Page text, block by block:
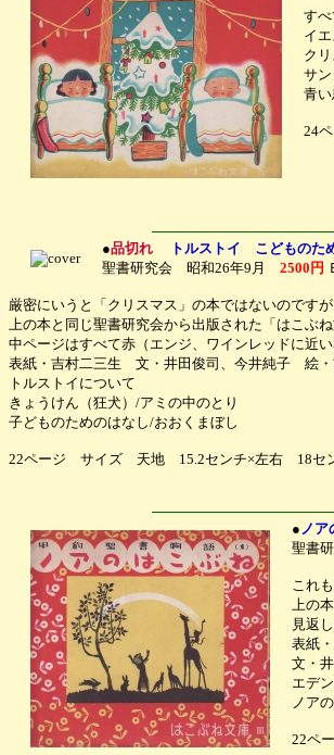
すべ
イ
ク
サ
青い
24
●品切れ
トルストイ こどものた
聖書研究会 昭和26年9月 2500円
厳密にいうと「クリスマス」の本ではないのですが
上の本と同じ聖書研究会から出版された「はこぶね
中ページはすべて赤（エンジ、ワインレッドに近
表紙・吉村二三生 文・井田俊司、今井純子 絵・
トルストイについて
きょうけん（狂犬）/アミの中のとり
子どものためのはなし/おおくまぼし
22ページ サイズ 天地 15.2センチ×左右 18セ
●ノ
聖書
これ
上の
見返
表紙
文・
エデ
ノア
22ペ